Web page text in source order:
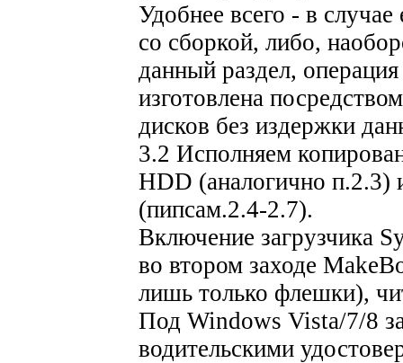
Удобнее всего - в
со сборкой, либо,
данный раздел,
изготовлена
дисков без издержки
3.2 Исполняем
HDD (аналогично п.2.3)
(пипсам.2.4-2.7).
Включение загрузчика
во втором заходе
лишь только флешки),
Под Windows Vista/7/8
водительскими